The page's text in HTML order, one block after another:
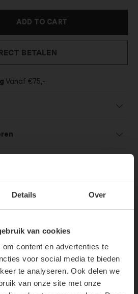
Details Over
van cookies
content en advertenties te
voor social media te bieden
te analyseren. Ook delen we
van onze site met onze
NOW & GET
FIRST
trendy new drops or exclusive
ADD TO CART
BETALEN
Vanaf €75,-